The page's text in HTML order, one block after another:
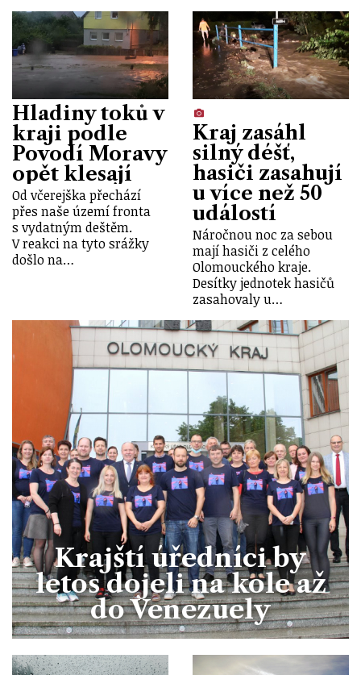
Hladiny toků v
kraji podle
Povodí Moravy
opět klesají
Od včerejška přechází
přes naše území fronta
s vydatným deštěm.
V reakci na tyto srážky
došlo na…
Kraj zasáhl
silný déšť,
hasiči zasahují
u více než 50
událostí
Náročnou noc za sebou
mají hasiči z celého
Olomouckého kraje.
Desítky jednotek hasičů
zasahovaly u…
Krajští úředníci by
letos dojeli na kole až
do Venezuely